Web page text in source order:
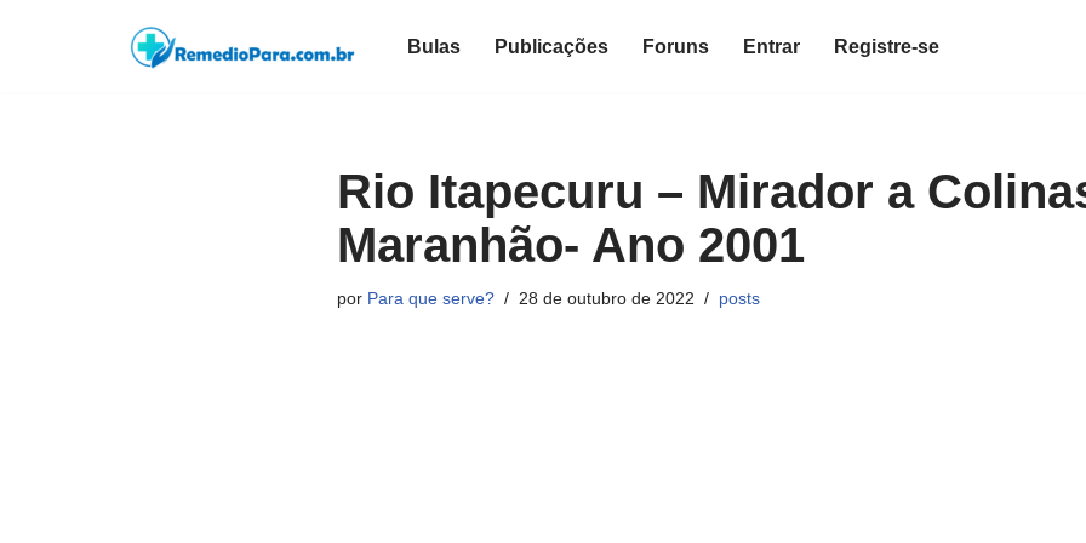
Bulas Publicações Foruns Entrar Registre-se
Rio Itapecuru – Mirador a
Maranhão- Ano 2001
por Para que serve? 28 de outubro de 2022 posts